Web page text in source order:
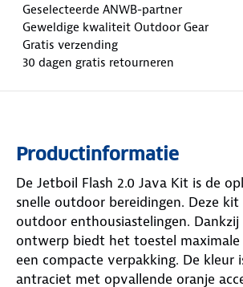
Geselecteerde ANWB-partner
Geweldige kwaliteit Outdoor Gear
Gratis verzending
30 dagen gratis retourneren
Productinformatie
De Jetboil Flash 2.0 Java Kit is de
snelle outdoor bereidingen. Deze
outdoor enthousiastelingen.
ontwerp biedt het toestel maximale
een compacte verpakking. De kleur
antraciet met opvallende oranje